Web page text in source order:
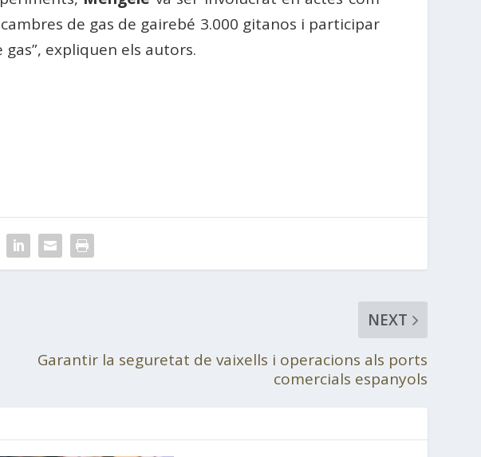
de gas de gairebé 3.000 gitanos i participar
expliquen els autors.
NEXT
Garantir la seguretat de vaixells i operacions als ports
comercials espanyols